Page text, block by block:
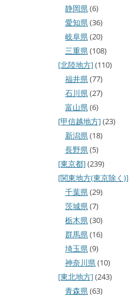
静岡県(6)
愛知県(36)
岐阜県(20)
三重県(108)
[北陸地方](110)
福井県(77)
石川県(27)
富山県(6)
[甲信越地方](23)
新潟県(18)
長野県(5)
[東京都](239)
[関東地方(東京除く)]
千葉県(29)
茨城県(7)
栃木県(30)
群馬県(16)
埼玉県(9)
神奈川県(10)
[東北地方](243)
青森県(63)